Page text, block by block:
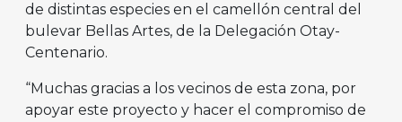
de distintas especies en el camellón central del
bulevar Bellas Artes, de la Delegación Otay-
Centenario.
“Muchas gracias a los vecinos de esta zona, por
apoyar este proyecto y hacer el compromiso de